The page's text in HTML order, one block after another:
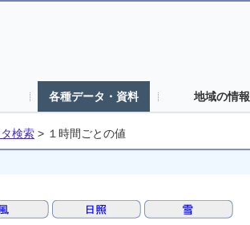
各種データ・資料 地域の情報
検索 > １時間ごとの値